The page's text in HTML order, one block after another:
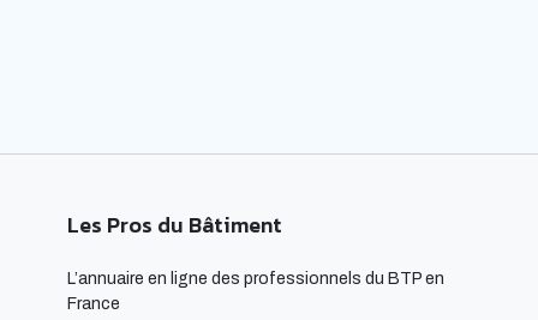
Les Pros du Bâtiment
L’annuaire en ligne des professionnels du BTP en
France